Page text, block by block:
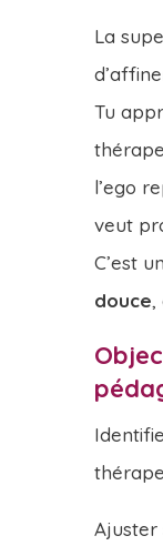
La
Tu
l’ego
veut
C’est
douce,
Ajuster